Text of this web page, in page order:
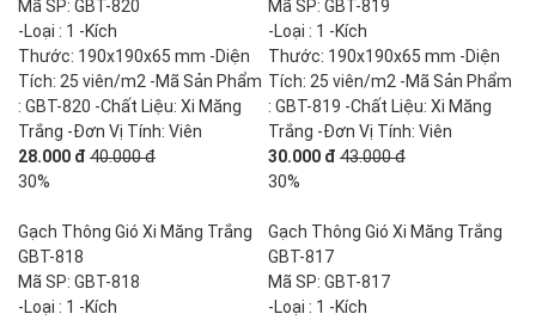
Mã SP: GBT-820
-Loại : 1 -Kích
Thước: 190x190x65 mm -Diện
Tích: 25 viên/m2 -Mã Sản Phẩm
: GBT-820 -Chất Liệu: Xi Măng
Trắng -Đơn Vị Tính: Viên
28.000 đ 40.000 đ
30%
Mã SP: GBT-819
-Loại : 1 -Kích
Thước: 190x190x65 mm -Diện
Tích: 25 viên/m2 -Mã Sản Phẩm
: GBT-819 -Chất Liệu: Xi Măng
Trắng -Đơn Vị Tính: Viên
30.000 đ 43.000 đ
30%
Gạch Thông Gió Xi Măng Trắng
GBT-818
Mã SP: GBT-818
-Loại : 1 -Kích
Gạch Thông Gió Xi Măng Trắng
GBT-817
Mã SP: GBT-817
-Loại : 1 -Kích